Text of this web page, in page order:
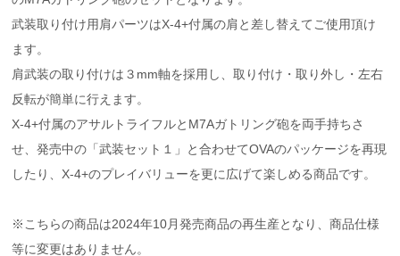
武装取り付け用肩パーツはX-4+付属の肩と差し替えてご使用頂け
ます。
肩武装の取り付けは３mm軸を採用し、取り付け・取り外し・左右
反転が簡単に行えます。
X-4+付属のアサルトライフルとM7Aガトリング砲を両手持ちさ
せ、発売中の「武装セット１」と合わせてOVAのパッケージを再現
したり、X-4+のプレイバリューを更に広げて楽しめる商品です。
※こちらの商品は2024年10月発売商品の再生産となり、商品仕様
等に変更はありません。